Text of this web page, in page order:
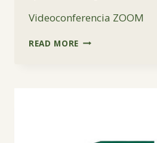
Videoconferencia ZOOM
READ MORE VIDEO